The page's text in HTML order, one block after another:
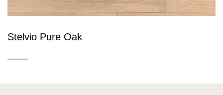
Stelvio Pure Oak